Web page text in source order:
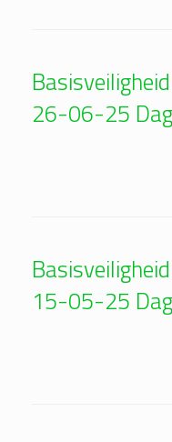
26-06-25 Dag
15-05-25 Dag